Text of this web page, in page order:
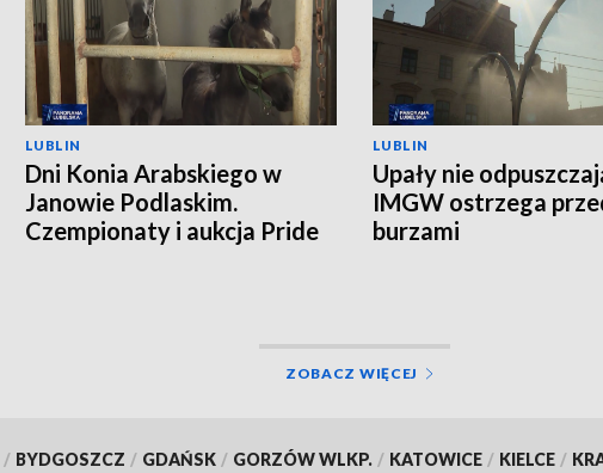
LUBLIN
Dni Konia Arabskiego w
Janowie Podlaskim.
Czempionaty i aukcja Pride
LUBLIN
Upały nie
IMGW ostrzega
burzami
ZOBACZ WIĘCEJ
/ BYDGOSZCZ / GDAŃSK / GORZÓW WLKP. / KATOWICE / KIELCE /